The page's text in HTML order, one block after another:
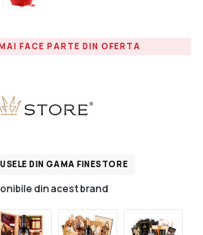
FACE PARTE DIN OFERTA
DIN GAMA FINESTORE
din acest brand